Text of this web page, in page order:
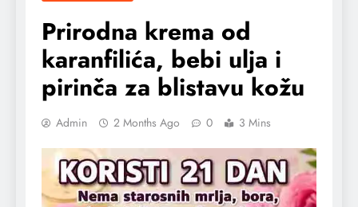
Prirodna krema od
karanfilića, bebi ulja i
pirinča za blistavu kožu
Admin 2 Months Ago 0 3 Mins